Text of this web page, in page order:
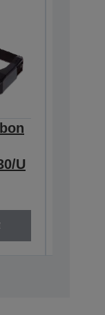
U